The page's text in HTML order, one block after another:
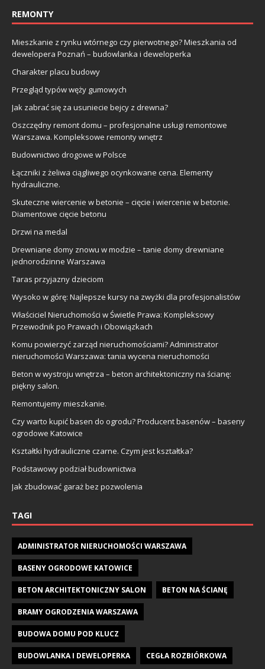
REMONTY
Mieszkanie z rynku wtórnego czy pierwotnego? Mieszkania od
dewelopera Poznań – budowlanka i deweloperka
Charakter placu budowy
Przegląd typów węży gumowych
Jak zabrać się za usuniecie bejcy z drewna?
Oszczędny remont domu – profesjonalne usługi remontowe
Warszawa. Kompleksowe remonty wnętrz
Budownictwo drogowe w Polsce
Łączniki z żeliwa ciągliwego ocynkowane cena. Elementy
hydrauliczne.
Skuteczne wiercenie w betonie – cięcie i wiercenie w betonie.
Diamentowe cięcie betonu
Drzwi na medal
Drewniane domy znowu w modzie – tanie domy drewniane
jednorodzinne Warszawa
Taras przyjazny dzieciom
Wysoko w górę: Najlepsze kursy na zwyżki dla profesjonalistów
Właściciel Nieruchomości w Świetle Prawa: Kompleksowy
Przewodnik po Prawach i Obowiązkach
Komu powierzyć zarząd nieruchomościami? Administrator
nieruchomości Warszawa: tania wycena nieruchomości
Beton w wystroju wnętrza – beton architektoniczny na ścianę:
piękny salon.
Remontujemy mieszkanie.
Czy warto kupić basen do ogrodu? Producent basenów – baseny
ogrodowe Katowice
Kształtki hydrauliczne czarne. Czym jest kształtka?
Podstawowy podział budownictwa
Jak zbudować garaż bez pozwolenia
TAGI
ADMINISTRATOR NIERUCHOMOŚCI WARSZAWA
BASENY OGRODOWE KATOWICE
BETON ARCHITEKTONICZNY SALON BETON NA ŚCIANĘ
BRAMY OGRODZENIA WARSZAWA
BUDOWA DOMU POD KLUCZ
BUDOWLANKA I DEWELOPERKA CEGŁA ROZBIÓRKOWA